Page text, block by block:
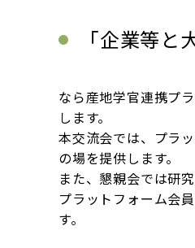
「企業等
なら産地学官連携プ
します。
本交流会では、プラ
の場を提供します。
また、懇親会では研
プラットフォーム会
す。